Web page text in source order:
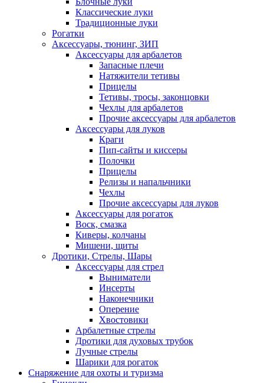
Классические луки
Традиционные луки
Рогатки
Аксессуары, тюнинг, ЗИП
Аксессуары для арбалетов
Запасные плечи
Натяжители тетивы
Прицелы
Тетивы, тросы, законцовки
Чехлы для арбалетов
Прочие аксессуары для арбалетов
Аксессуары для луков
Краги
Пип-сайты и киссеры
Полочки
Прицелы
Релизы и напальчники
Чехлы
Прочие аксессуары для луков
Аксессуары для рогаток
Воск, смазка
Киверы, колчаны
Мишени, щиты
Дротики, Стрелы, Шары
Аксессуары для стрел
Выниматели
Инсерты
Наконечники
Оперение
Хвостовики
Арбалетные стрелы
Дротики для духовых трубок
Лучные стрелы
Шарики для рогаток
Снаряжение для охоты и туризма